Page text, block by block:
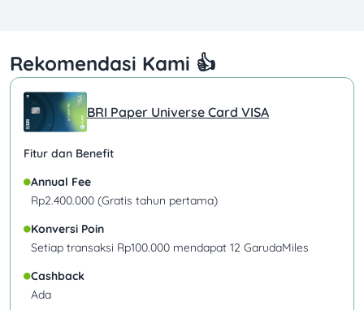
Rekomendasi Kami 👍
BRI Paper Universe Card VISA
Fitur dan Benefit
Annual Fee
Rp2.400.000 (Gratis tahun pertama)
Konversi Poin
Setiap transaksi Rp100.000 mendapat 12 GarudaMiles
Cashback
Ada